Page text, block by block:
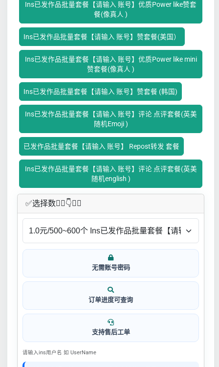
Ins已发作品批量套餐【请输入 账号】优质Power like赞套
餐(像真人 )
Ins已发作品批量套餐【请输入 账号】赞套餐(美国）
Ins已发作品批量套餐【请输入 账号】优质Power like mini
赞套餐(像真人 )
Ins已发作品批量套餐【请输入 账号】赞套餐 (韩国)
Ins已发作品批量套餐【请输入 账号】评论 点评套餐(英美
随机Emoji )
已发作品批量套餐【请输入 账号】 Repost转发 套餐
Ins已发作品批量套餐【请输入 账号】评论 点评套餐(英美
随机english )
✅​选择数👇🏻​​👇👇🏻​​
无需账号密码
订单进度可查询
支持售后工单
请输入ins用户名 如 UserName